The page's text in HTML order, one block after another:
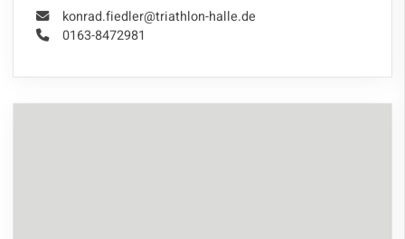
konrad.fiedler@triathlon-halle.de
0163-8472981